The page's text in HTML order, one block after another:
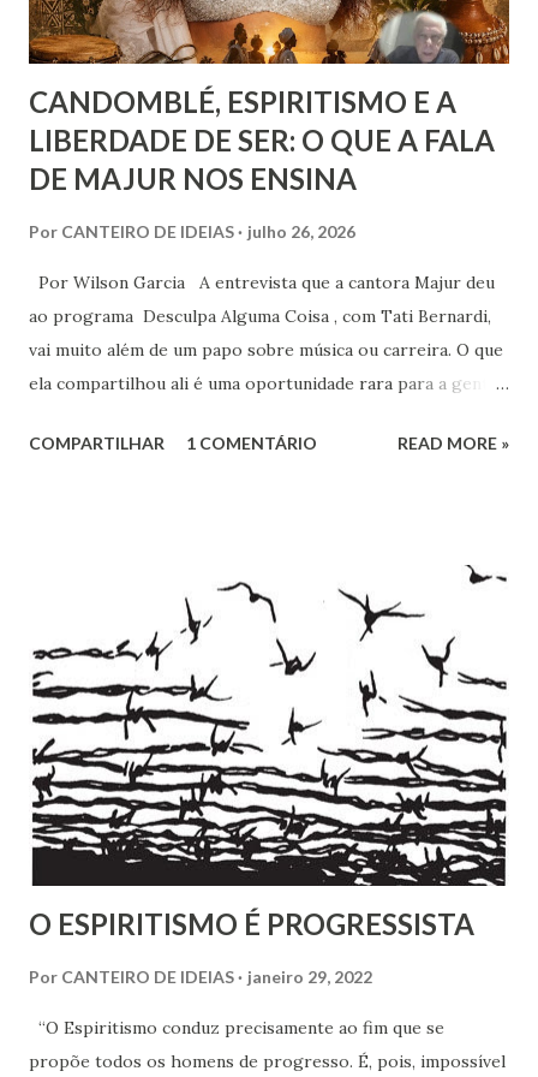
CANDOMBLÉ, ESPIRITISMO E A
LIBERDADE DE SER: O QUE A FALA
DE MAJUR NOS ENSINA
Por CANTEIRO DE IDEIAS julho 26, 2026
Por Wilson Garcia A entrevista que a cantora Majur deu
ao programa Desculpa Alguma Coisa , com Tati Bernardi,
vai muito além de um papo sobre música ou carreira. O que
ela compartilhou ali é uma oportunidade rara para a gente
identidade espiritual, pertencimento e intolerância
Ao dizer que deixar o ambiente evangélico não significou
abandonar Deus, mas sim se libertar de uma prisão, ela
expõe algo que muita gente vive: a busca por uma
espiritualidade que faça sentido com quem a gente
realmente é.
COMPARTILHAR 1 COMENTÁRIO READ MORE »
O ESPIRITISMO É PROGRESSISTA
Por CANTEIRO DE IDEIAS janeiro 29, 2022
“O Espiritismo conduz precisamente ao fim que se
propõe todos os homens de progresso. É, pois, impossível